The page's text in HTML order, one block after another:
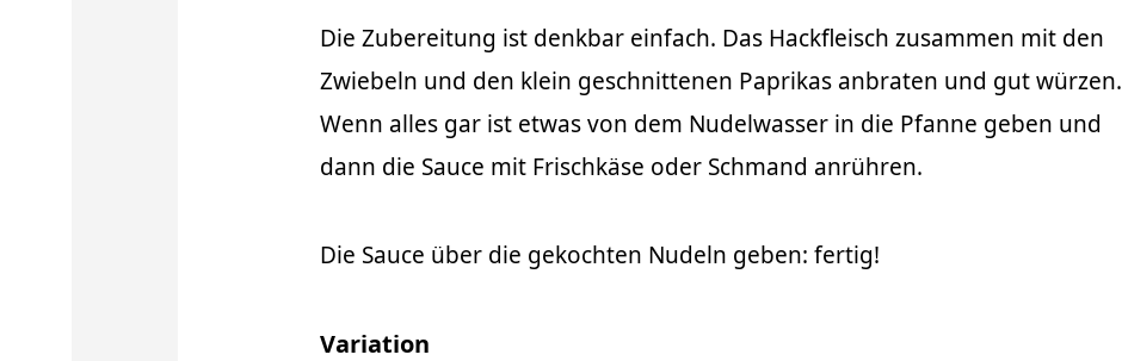
Die Zubereitung ist denkbar einfach. Das Hackfleisch zusammen mit den
Zwiebeln und den klein geschnittenen Paprikas anbraten und gut würzen.
Wenn alles gar ist etwas von dem Nudelwasser in die Pfanne geben und
dann die Sauce mit Frischkäse oder Schmand anrühren.
Die Sauce über die gekochten Nudeln geben: fertig!
Variation